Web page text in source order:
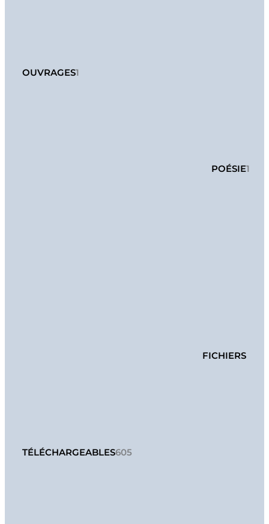
OUVRAGES1
POÉSIE1
FICHIERS
TÉLÉCHARGEABLES605